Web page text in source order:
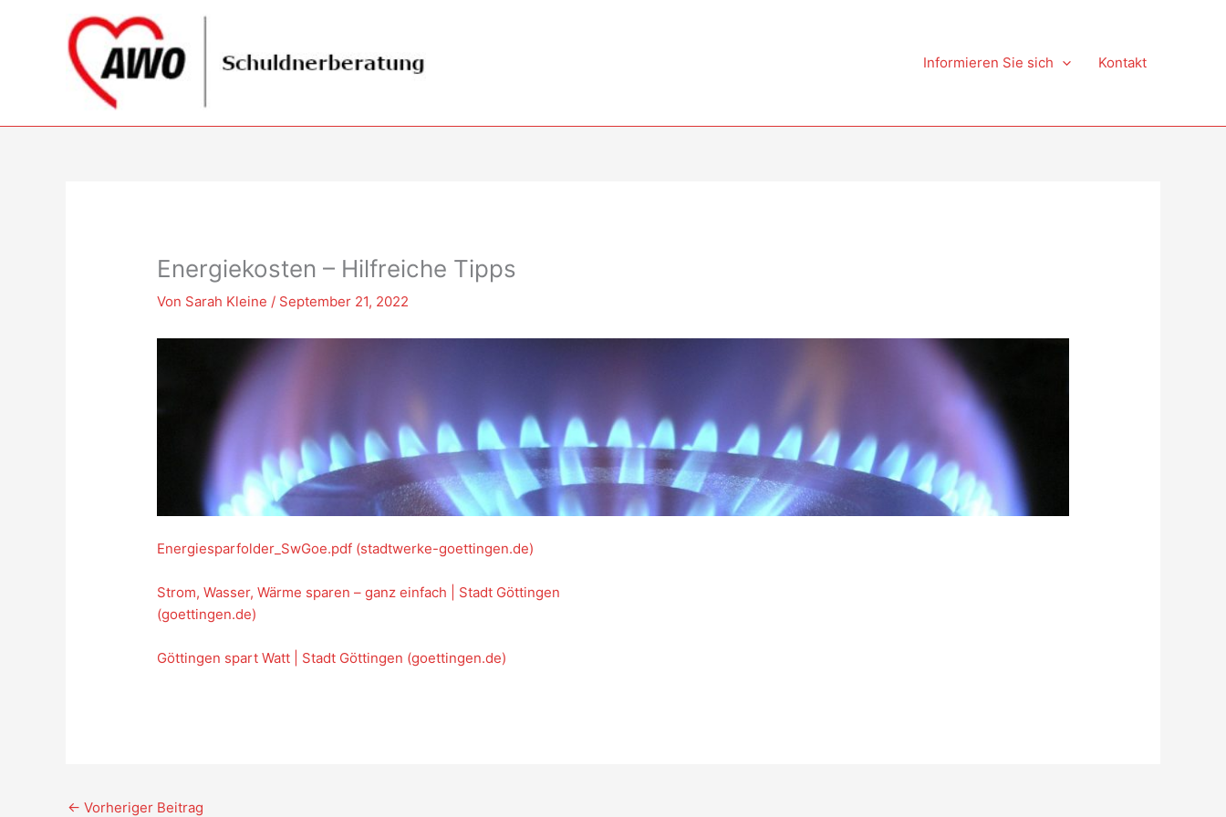
Informieren Sie sich Kontakt
Energiekosten – Hilfreiche Tipps
Von Sarah Kleine / September 21, 2022
Energiesparfolder_SwGoe.pdf (stadtwerke-goettingen.de)
Strom, Wasser, Wärme sparen – ganz einfach | Stadt Göttingen
(goettingen.de)
Göttingen spart Watt | Stadt Göttingen (goettingen.de)
← Vorheriger Beitrag